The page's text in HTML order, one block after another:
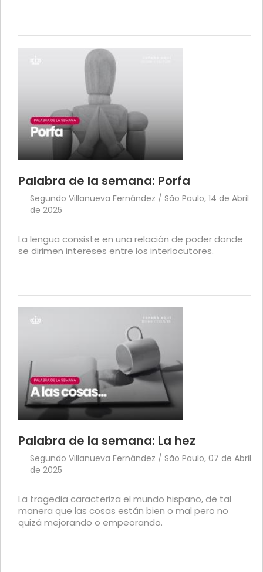
Palabra de la semana: Porfa
Segundo Villanueva Fernández / São Paulo, 14 de Abril
de 2025
La lengua consiste en una relación de poder donde
se dirimen intereses entre los interlocutores.
Palabra de la semana: La hez
Segundo Villanueva Fernández / São Paulo, 07 de Abril
de 2025
La tragedia caracteriza el mundo hispano, de tal
manera que las cosas están bien o mal pero no
quizá mejorando o empeorando.